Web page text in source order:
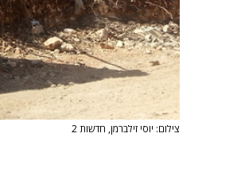
צילום: יוסי זילברמן, חדשות 2